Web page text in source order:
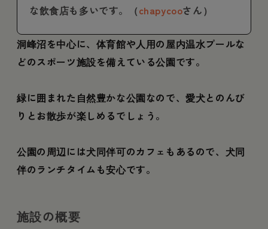
な飲食店も多いです。（chapycooさん）
洞峰沼を中心に、体育館や人用の屋内温水プールな
どのスポーツ施設を備えている公園です。
緑に囲まれた自然豊かな公園なので、愛犬とのんび
りとお散歩が楽しめるでしょう。
公園の周辺には犬同伴可のカフェもあるので、犬同
伴のランチタイムも安心です。
施設の概要